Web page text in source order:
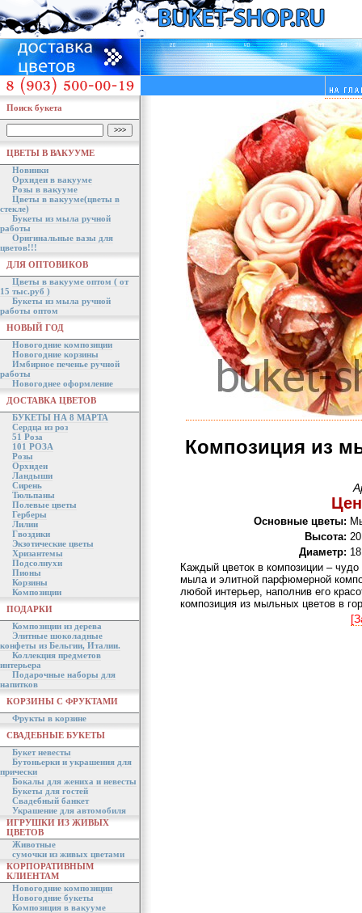
Поиск букета
ЦВЕТЫ В ВАКУУМЕ
Новинки
Орхидеи в вакууме
Розы в вакууме
Цветы в вакууме(цветы в
стекле)
Букеты из мыла ручной
работы
Оригинальные вазы для
цветов!!!
ДЛЯ ОПТОВИКОВ
Цветы в вакууме оптом ( от
15 тыс.руб )
Букеты из мыла ручной
работы оптом
НОВЫЙ ГОД
Новогодние композиции
Новогодние корзины
Имбирное печенье ручной
работы
Новогоднее оформление
ДОСТАВКА ЦВЕТОВ
БУКЕТЫ НА 8 МАРТА
Сердца из роз
51 Роза
101 РОЗА
Розы
Орхидеи
Ландыши
Сирень
Тюльпаны
Полевые цветы
Герберы
Лилии
Гвоздики
Экзотические цветы
Хризантемы
Подсолнухи
Пионы
Корзины
Композиции
ПОДАРКИ
Композиции из дерева
Элитные шоколадные
конфеты из Бельгии, Италии.
Коллекция предметов
интерьера
Подарочные наборы для
напитков
КОРЗИНЫ С ФРУКТАМИ
Фрукты в корзине
СВАДЕБНЫЕ БУКЕТЫ
Букет невесты
Бутоньерки и украшения для
прически
Бокалы для жениха и невесты
Букеты для гостей
Свадебный банкет
Украшение для автомобиля
ИГРУШКИ ИЗ ЖИВЫХ
ЦВЕТОВ
Животные
сумочки из живых цветами
КОРПОРАТИВНЫМ
КЛИЕНТАМ
Новогодние композиции
Новогодние букеты
Композиция в вакууме
Композиция из
Основные цветы:
Высота: 20
Диаметр: 18
Каждый цветок в композиции –
мыла и элитной парфюмерной
любой интерьер, наполнив его
композиция из мыльных цветов в